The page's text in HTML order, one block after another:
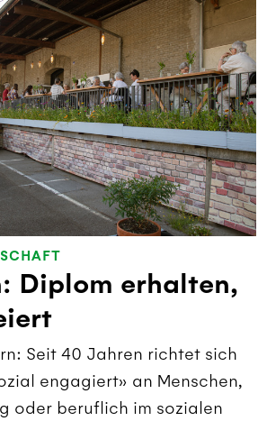
Diplom erhalten,
Seit 40 Jahren richtet sich
engagiert» an Menschen,
oder beruflich im sozialen